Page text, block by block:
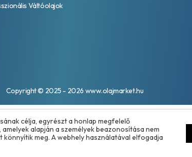
Váltóolajok
Copyright © 2025 - 2026 www.olajmarket.hu
célja, egyrészt a honlap megfelelő
alapján a személyek beazonosítása nem
meg. A webhely használatával elfogadja